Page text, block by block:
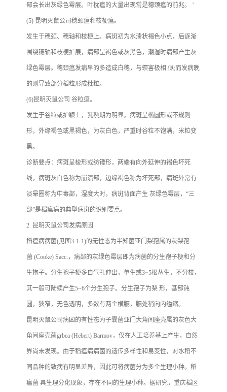
部会长出灰绿色霉层。叶枕瘟的大量出现常是穗颈瘟的前兆。 ’
(5) 昆明灭鼠公司穗颈瘟和枝梗瘟。
发生于穗颈、穗轴和枝梗上。病斑初为水渍状褐色小点，后逐渐
围绕穗轴和枝梗扩展，病部呈褐色或灰黑色，潮湿时病部产生灰
绿色霉层。穗颈瘟发病早的多造成白穗，与螟害极相 似;而发病晚
的则导致部分稻粒形成秕粒。
(6)昆明灭鼠公司 谷粒瘟。
发生于谷粒或护颖上，乳熟期为明显。病斑呈椭圆形或不规则
形，外缘褐色或黑褐色，为灰白色，严重时谷粒不饱满，米粒变
黑。
诊断要点：病斑呈梭形或纺锤形，两端有向外延伸的褐色坏死
线，病斑灰白色称为崩溃部，边缘褐色称为坏死部，病斑外常有
淡晕圈称为中毒部，湿度大时，病斑背面产生 灰绿色霉层，“三
部”是稻瘟病的典型病斑的识别要点。
2. 昆明灭鼠公司发病原因
稻瘟病病菌(见图3-1-1)的无性态为半知菌亚门梨孢属的灰梨孢
菌 (Cooke) Sacc.，病部的灰绿色霉层即为病菌的分生孢子梗和分
生抱子。分生孢子梗多自气孔伸出，单生或3~5根丛生，不分枝，
其一般可陆续产生5~6个分生孢子。分生孢子为梨 形，基部钝
圆，狭窄，无色透明，多数有两个横膈，膈处稍向内缢缩。
昆明灭鼠公司病囷的有性态为子囊菌亚门大角间座壳属的灰色大
角间座壳菌grbea (Hebert) Barmov，仅在人工培养基上产生，自然
界尚未发现。由于稻瘟病病菌的遗传多样性和易变性，对水稻不
同品种的致病有明显差异，因此可将病菌分为多个生理小种。稻
瘟菌 具生理分化现象，存在不同的生理小种。据研究，重庆稻区